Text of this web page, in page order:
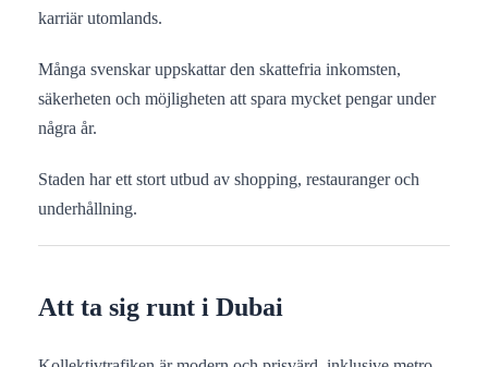
karriär utomlands.
Många svenskar uppskattar den skattefria inkomsten,
säkerheten och möjligheten att spara mycket pengar under
några år.
Staden har ett stort utbud av shopping, restauranger och
underhållning.
Att ta sig runt i Dubai